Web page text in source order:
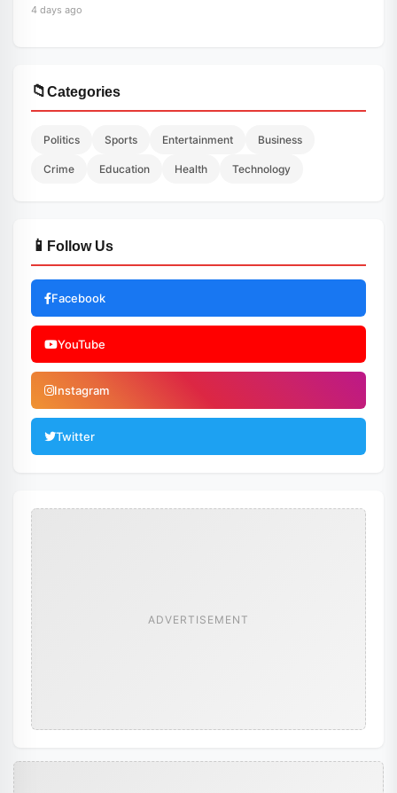
4 days ago
📁Categories
Politics Sports Entertainment Business
Crime Education Health Technology
📱 Follow Us
Facebook
YouTube
Instagram
Twitter
ADVERTISEMENT